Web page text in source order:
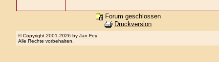
Forum geschlossen
Druckversion
© Copyright 2001-2026 by Jan Fey
Alle Rechte vorbehalten.